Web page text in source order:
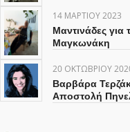
14 ΜΑΡΤΊΟΥ 2023
Μαντινάδες για
Μαγκωνάκη
20 ΟΚΤΩΒΡΊΟΥ
Βαρβάρα
Αποστολή